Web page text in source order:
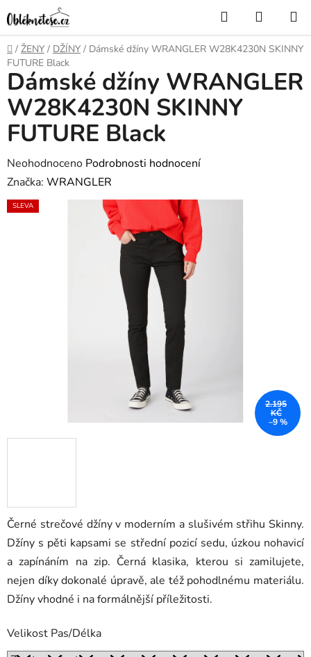
na
obsah
Hledat
KOŠÍK
Domů
/ ŽENY / DŽÍNY / Dámské džíny WRANGLER W28K4230N SKINNY
FUTURE Black
Černé strečové džíny v moderním a slušivém střihu Skinny.
Džíny s pěti kapsami se střední pozicí sedu, úzkou nohavicí
a zapínáním na zip. Černá klasika, kterou si zamilujete,
nejen díky dokonalé úpravě, ale též pohodlnému materiálu.
Džíny vhodné i na formálnější příležitosti.
Velikost Pas/Délka
Dámské džíny WRANGLER
W28K4230N SKINNY
FUTURE Black
Průměrné
hodnocení
produktu
Neohodnoceno Podrobnosti hodnocení
Značka: WRANGLER
SLEVA
2.195
KČ
–9 %